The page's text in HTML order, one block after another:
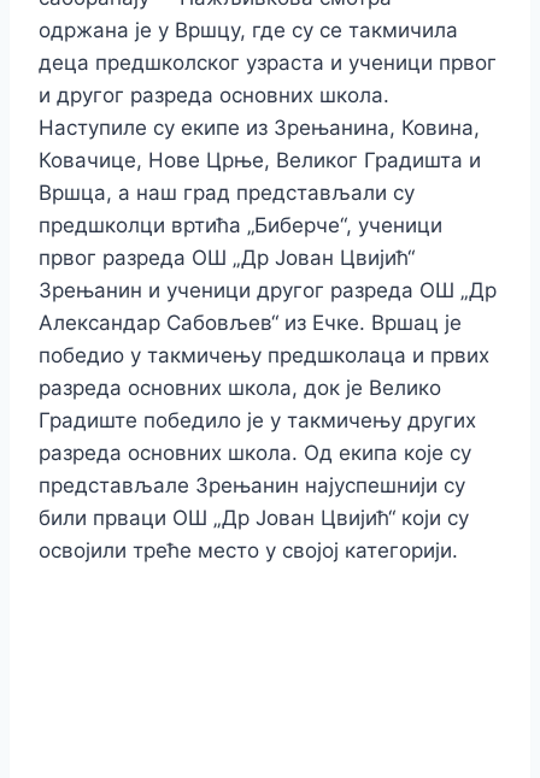
одржана је у Вршцу, где су се такмичила
деца предшколског узраста и ученици првог
и другог разреда основних школа.
Наступиле су екипе из Зрењанина, Ковина,
Ковачице, Нове Црње, Великог Градишта и
Вршца, а наш град представљали су
предшколци вртића „Биберче“, ученици
првог разреда ОШ „Др Јован Цвијић“
Зрењанин и ученици другог разреда ОШ „Др
Александар Сабовљев“ из Ечке. Вршац је
победио у такмичењу предшколаца и првих
разреда основних школа, док је Велико
Градиште победило је у такмичењу других
разреда основних школа. Од екипа које су
представљале Зрењанин најуспешнији су
били прваци ОШ „Др Јован Цвијић“ који су
освојили треће место у својој категорији.